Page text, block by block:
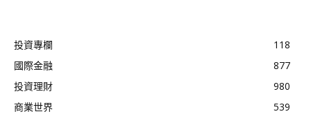
投資專欄
118
國際金融
877
投資理財
980
商業世界
539